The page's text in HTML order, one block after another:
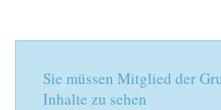
Sie müssen Mitglied der
Inhalte zu sehen